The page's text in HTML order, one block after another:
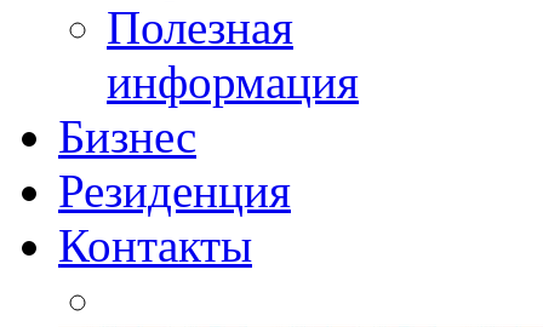
Полезная
информация
Бизнес
Резиденция
Контакты